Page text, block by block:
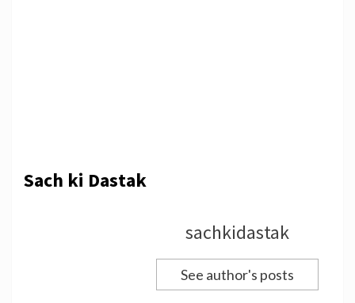
Sach ki Dastak
sachkidastak
See author's posts